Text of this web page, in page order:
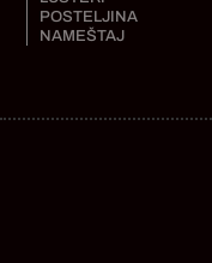
POSTELJINA
NAMEŠTAJ